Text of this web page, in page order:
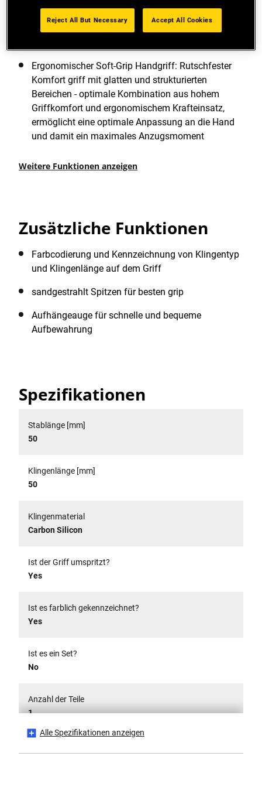
Klinge aus Qualitätsstahl (Chrom-Vandium): Für
Ergonomischer Soft-Grip Handgriff: Rutschfester
Komfort griff mit glatten und strukturierten
Bereichen - optimale Kombination aus hohem
Griffkomfort und ergonomischem Krafteinsatz,
ermöglicht eine optimale Anpassung an die Hand
und damit ein maximales Anzugsmoment
Weitere Funktionen anzeigen
Zusätzliche Funktionen
Farbcodierung und Kennzeichnung von Klingentyp
und Klingenlänge auf dem Griff
sandgestrahlt Spitzen für besten grip
Aufhängeauge für schnelle und bequeme
Aufbewahrung
Spezifikationen
Stablänge [mm]
50
Klingenlänge [mm]
50
Klingenmaterial
Carbon Silicon
Ist der Griff umspritzt?
Yes
Ist es farblich gekennzeichnet?
Yes
Ist es ein Set?
No
Anzahl der Teile
1
Alle Spezifikationen anzeigen
Reject All But Necessary Accept All Cookies